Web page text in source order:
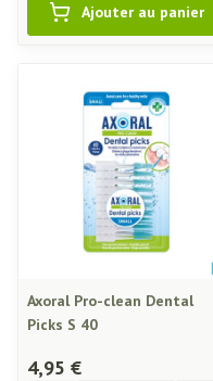
Ajouter au panier
Axoral Pro-clean Dental
Picks S 40
4,95 €